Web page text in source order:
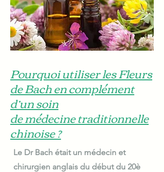
Pourquoi utiliser les Fleurs
de Bach en complément
d’un soin
de médecine traditionnelle
chinoise ?
Le Dr Bach était un médecin et
chirurgien anglais du début du 20è